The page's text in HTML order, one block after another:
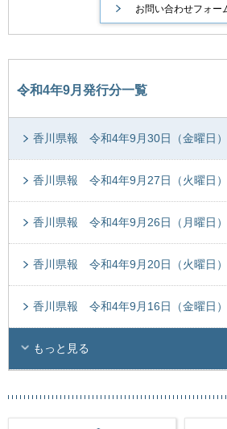
令和4年9月発行分一覧
香川県報 令和4年9月30日（金曜日）
香川県報 令和4年9月27日（火曜日）
香川県報 令和4年9月26日（月曜日）
香川県報 令和4年9月20日（火曜日）
香川県報 令和4年9月16日（金曜日）
もっと見る